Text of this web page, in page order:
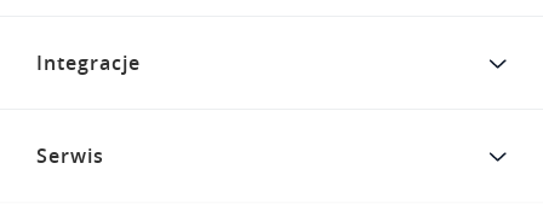
Integracje
Serwis